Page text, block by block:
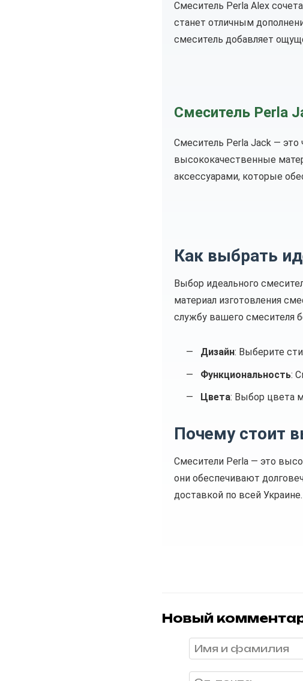
Смеситель Perla Alex
станет отличным
смеситель добавляет
Смеситель Perla
Смеситель Perla Jack —
высококачественные
аксессуарами, которые
Как выбрать
Выбор идеального
материал изготовления
службу вашего смесителя
Дизайн: Выберите
Функциональность:
Цвета: Выбор цвета
Почему стоит
Смесители Perla — это
они обеспечивают
доставкой по всей Украине.
Новый